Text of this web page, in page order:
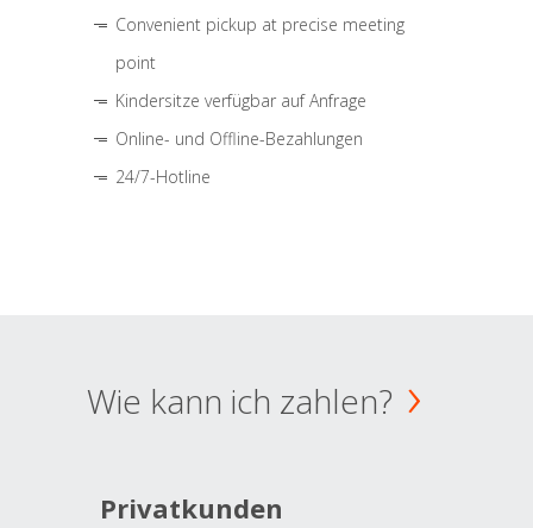
Convenient pickup at precise meeting
point
Kindersitze verfügbar auf Anfrage
Online- und Offline-Bezahlungen
24/7-Hotline
Wie kann ich zahlen?
Privatkunden